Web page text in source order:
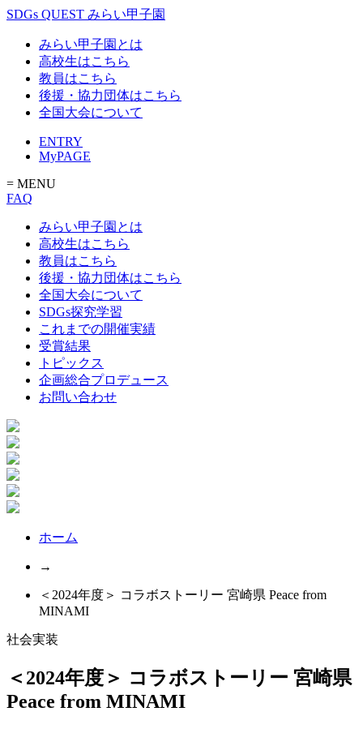
SDGs QUEST みらい甲子園
みらい甲子園とは
高校生はこちら
教員はこちら
後援・協力団体はこちら
全国大会について
ENTRY
MyPAGE
= MENU
FAQ
みらい甲子園とは
高校生はこちら
教員はこちら
後援・協力団体はこちら
全国大会について
SDGs探究学習
これまでの開催実績
受賞結果
トピックス
企画総合プロデュース
お問い合わせ
ホーム
→
＜2024年度＞ コラボストーリー 宮崎県 Peace from
MINAMI
社会実装
＜2024年度＞ コラボストーリー 宮崎県
Peace from MINAMI